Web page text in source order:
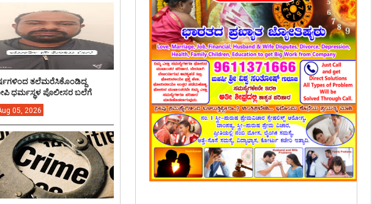
ತಲೆಮರೆಸಿಕೊಂಡಿದ್ದ
ಧರ್ಮಸ್ಥಳ ಪೊಲೀಸರ ಬಲೆಗೆ
05, 2026